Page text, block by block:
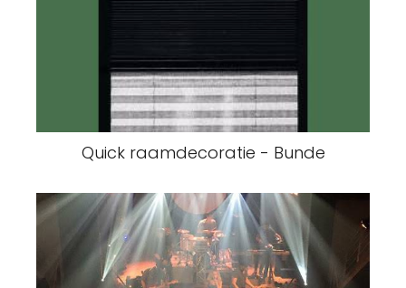
Quick raamdecoratie - Bunde